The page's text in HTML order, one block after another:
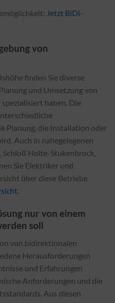
Jetzt BiDi-
von
finden Sie diverse
und Umsetzung von
haben. Die
Planung, die Installation oder
Auch in nahegelegenen
Schloß Holte-Stukenbrock,
Sie Elektriker und
über diese Betriebe
.
nur von einem
soll
von bidirektionalen
Herausforderungen
und Erfahrungen
Anforderungen und die
Aus diesen